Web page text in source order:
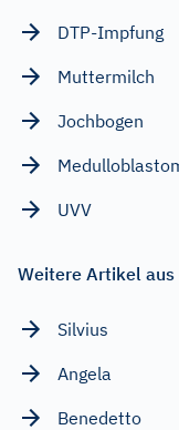
DTP-Impfung
Muttermilch
Jochbogen
UVV
Weitere Artikel aus
Silvius
Angela
Benedetto